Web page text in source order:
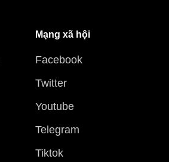
Mạng xã hội
Facebook
Twitter
Youtube
Telegram
Tiktok